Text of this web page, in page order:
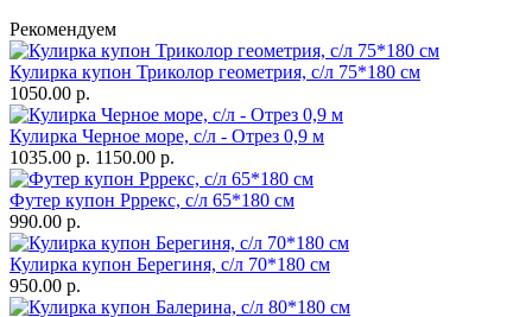
Рекомендуем
Кулирка купон Триколор геометрия, с/л 75*180 см
1050.00 р.
Кулирка Черное море, с/л - Отрез 0,9 м
1035.00 р. 1150.00 р.
Футер купон Рррекс, с/л 65*180 см
990.00 р.
Кулирка купон Берегиня, с/л 70*180 см
950.00 р.